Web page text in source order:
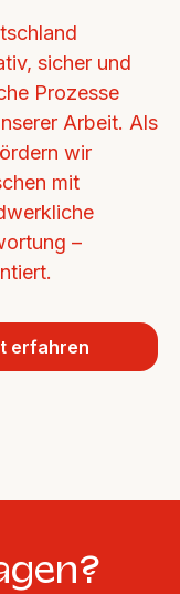
sicher und
Prozesse
Arbeit. Als
wir
mit
–
erfahren